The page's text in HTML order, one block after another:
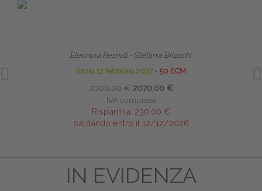
Eleonora Resnati - Stefania Brioschi
inizio 12 febbraio 2027 ∙ 50 ECM
2300,00 € 2070,00 €
IVA compresa
Risparmia: 230,00 €
saldando entro il 12/12/2026
IN EVIDENZA